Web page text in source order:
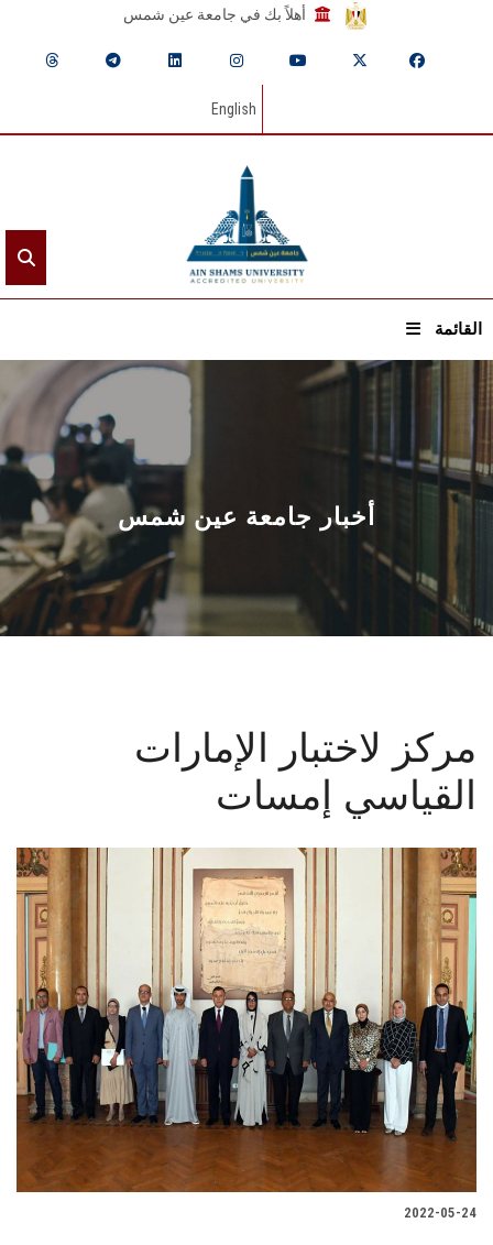
أهلاً بك في جامعة عين شمس
English
القائمة
الرئيسيـة
عن الجامعة
القطاعـات
الشئون الأكاديمية
البحث العلمي
الإعلام
تواصل معنا
الطلاب
هيئة التدريس
الدراسات العليا
الخريجين
أخبار جامعة عين شمس
مركز لاختبار الإمارات
القياسي إمسات
2022-05-24